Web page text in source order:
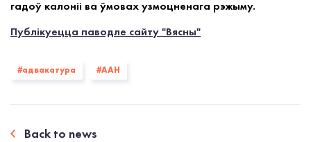
гадоў калоніі ва ўмовах узмоцненага рэжыму.
Публікуецца паводле сайту "Вясны"
#адвакатура #ААН
Back to news